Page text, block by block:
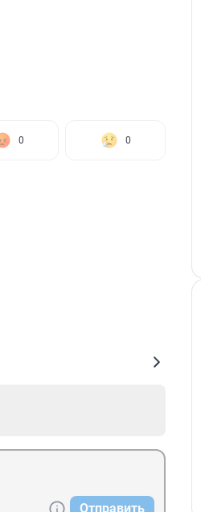
0 0
Отправить